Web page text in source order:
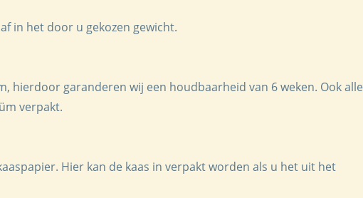
in het door u gekozen gewicht.
hierdoor garanderen wij een houdbaarheid van 6 weken. Ook alle
verpakt.
Hier kan de kaas in verpakt worden als u het uit het